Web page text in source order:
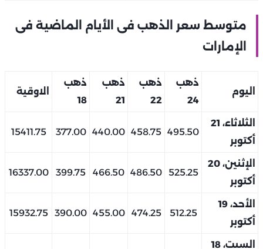
متوسط سعر الذهب فى الأيام الماضية فى
الإمارات
اليوم
ذهب
24
ذهب
22
ذهب
21
ذهب
18
الاوقية
الثلاثاء، 21
أكتوبر
495.50
458.75
440.00
377.00
15411.75
الإثنين، 20
أكتوبر
525.25
486.50
466.50
399.75
16337.00
الأحد، 19
أكتوبر
512.25
474.25
455.00
390.00
15932.75
السبت، 18